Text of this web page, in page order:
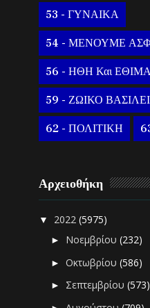
53 - ΓΥΝΑΙΚΑ
54 - ΜΕΝΟΥΜΕ
56 - ΗΘΗ Και
59 - ΖΩΙΚΟ
62 - ΠΟΛΙΤΙΚΗ
Αρχειοθήκη
▼ 2022(5975)
► Νοεμβρίου(232)
►Οκτωβρίου(586)
► Σεπτεμβρίου(573)